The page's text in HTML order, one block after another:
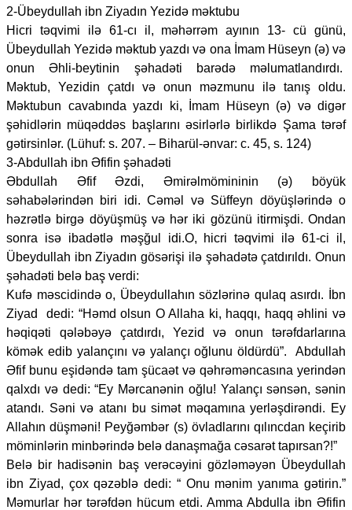
2-Übeydullah ibn Ziyadın Yezidə məktubu
Hicri təqvimi ilə 61-cı il, məhərrəm ayının 13- cü günü,
Übeydullah Yezidə məktub yazdı və ona İmam Hüseyn (ə) və
onun Əhli-beytinin şəhadəti barədə məlumatlandırdı.
Məktub, Yezidin çatdı və onun məzmunu ilə tanış oldu.
Məktubun cavabında yazdı ki, İmam Hüseyn (ə) və digər
şəhidlərin müqəddəs başlarını əsirlərlə birlikdə Şama tərəf
gətirsinlər. (Lühuf: s. 207. – Biharül-ənvar: c. 45, s. 124)
3-Abdullah ibn Əfifin şəhadəti
Əbdullah Əfif Əzdi, Əmirəlmömininin (ə) böyük
səhabələrindən biri idi. Cəməl və Süffeyn döyüşlərində o
həzrətlə birgə döyüşmüş və hər iki gözünü itirmişdi. Ondan
sonra isə ibadətlə məşğul idi.O, hicri təqvimi ilə 61-ci il,
Übeydullah ibn Ziyadın gösərişi ilə şəhadətə çatdırıldı. Onun
şəhadəti belə baş verdi:
Kufə məscidində o, Übeydullahın sözlərinə qulaq asırdı. İbn
Ziyad dedi: “Həmd olsun O Allaha ki, haqqı, haqq əhlini və
həqiqəti qələbəyə çatdırdı, Yezid və onun tərəfdarlarına
kömək edib yalançını və yalançı oğlunu öldürdü”. Abdullah
Əfif bunu eşidəndə tam şücaət və qəhrəməncasına yerindən
qalxdı və dedi: “Ey Mərcanənin oğlu! Yalançı sənsən, sənin
atandı. Səni və atanı bu simət məqamına yerləşdirəndi. Ey
Allahın düşməni! Peyğəmbər (s) övladlarını qılıncdan keçirib
möminlərin minbərində belə danaşmağa cəsarət tapırsan?!”
Belə bir hadisənin baş verəcəyini gözləməyən Übeydullah
ibn Ziyad, çox qəzəblə dedi: “ Onu mənim yanıma gətirin.”
Məmurlar hər tərəfdən hücum etdi. Amma Abdulla ibn Əfifin